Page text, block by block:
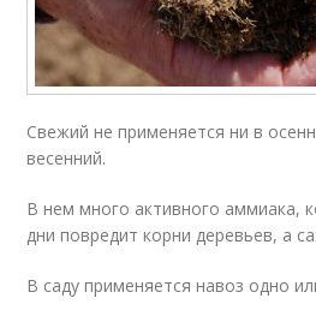
Свежий не применяется ни в
весенний.
В нем много активного аммиака,
дни повредит корни деревьев, а
В саду применяется навоз одно